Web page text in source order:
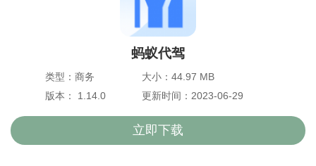
蚂蚁代驾
类型：商务
大小：44.97 MB
版本： 1.14.0
更新时间：2023-06-29
立即下载